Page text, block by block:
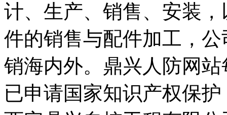
计、生产、销售、安装
件的销售与配件加工，
销海内外。鼎兴人防网
已申请国家知识产权保